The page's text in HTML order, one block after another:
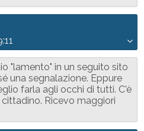
"lamento" in un seguito sito
una segnalazione. Eppure
farla agli occhi di tutti. C'è
Ricevo maggiori